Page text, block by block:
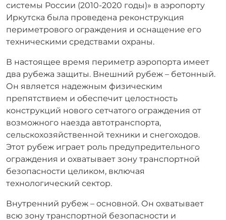
системы России (2010-2020 годы)» в аэропорту
Иркутска была проведена реконструкция
периметрового ограждения и оснащение его
техническими средствами охраны.
В настоящее время периметр аэропорта имеет
два рубежа защиты. Внешний рубеж – бетонный.
Он является надежным физическим
препятствием и обеспечит целостность
конструкций нового сетчатого ограждения от
возможного наезда автотранспорта,
сельскохозяйственной техники и снегоходов.
Этот рубеж играет роль предупредительного
ограждения и охватывает зону транспортной
безопасности целиком, включая
технологический сектор.
Внутренний рубеж – основной. Он охватывает
всю зону транспортной безопасности и